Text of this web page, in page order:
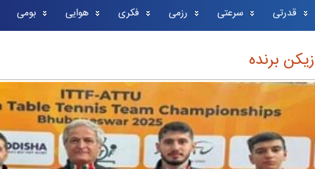
قدرتی سرعتی رزمی فکری هوایی بومی
برنده